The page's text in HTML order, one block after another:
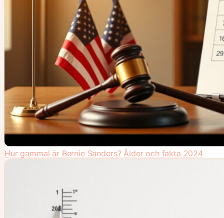
Hur gammal är Bernie Sanders? Ålder och fakta 2024